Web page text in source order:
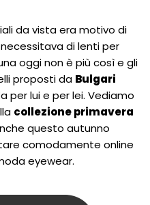
da vista era motivo di
di lenti per
oggi non è più così e gli
proposti da Bulgari
per lui e per lei. Vediamo
collezione primavera
questo autunno
comodamente online
eyewear.